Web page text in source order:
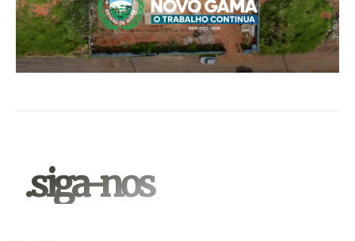
.siga-nos